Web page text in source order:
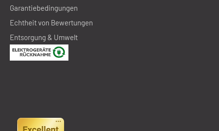
Garantiebedingungen
Echtheit von Bewertungen
Entsorgung & Umwelt